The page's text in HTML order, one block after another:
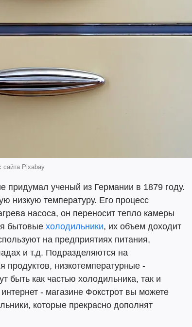
сайта Pixabay
придумал ученый из Германии в 1879 году.
низкую температуру. Его процесс
насоса, он переносит тепло камеры
бытовые холодильники, их объем доходит
на предприятиях питания,
и т.д. Подразделяются на
продуктов, низкотемпературные -
быть как частью холодильника, так и
- магазине Фокстрот вы можете
которые прекрасно дополнят